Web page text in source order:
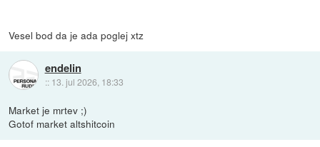
Vesel bod da je ada poglej xtz
endelin
:: 13. jul 2026, 18:33
Market je mrtev ;)
Gotof market altshitcoin